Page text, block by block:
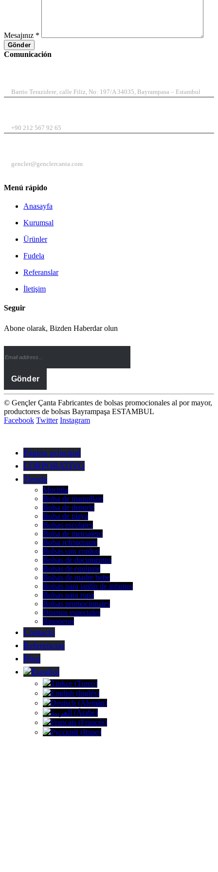
Mesajınız *
Comunicación
Barrio Terazidere, calle Filiz, No: 197/A 34035, Bayrampasa – Estambul
+90 212 567 92 65
gencler@genclercanta.com
Menú rápido
Anasayfa
Kurumsal
Ürünler
Fudela
Referanslar
İletişim
Seguir
Abone olarak, Bizden Haberdar olun
© Gençler Çanta Fabricantes de bolsas promocionales al por mayor,
productores de bolsas Bayrampaşa ESTAMBUL
Facebook Twitter Instagram
Página principal
CORPORATIVO
Tienda
Mochila
Bolsa de maquillaje
Bolsa de deporte
Bolsa de playa
Bolsas escolares
Bolsa de mensajero
Bolsa refrigerante
Bolsas con cordon
Bolsas de documentos
Bolsas de equipaje
Bolsas de madre bebe
Bolsas para jardín de infantes
Bolsas para ropa
Bolsas promocionales
Disenos especiales
Rinoneras
Contacto
Referencias
Blog
Español
Türkçe (Turco)
English (Inglés)
Deutsch (Alemán)
العربية (Árabe)
Français (Francés)
Русский (Ruso)